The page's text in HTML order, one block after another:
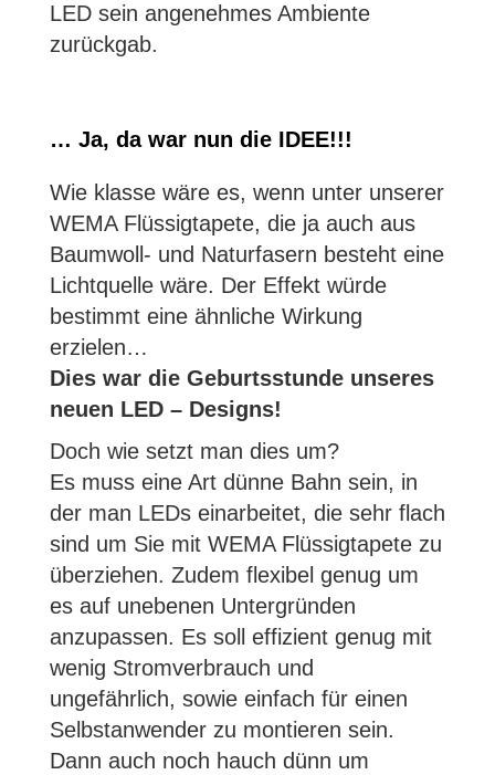
LED sein angenehmes Ambiente
zurückgab.
… Ja, da war nun die IDEE!!!
Wie klasse wäre es, wenn unter unserer
WEMA Flüssigtapete, die ja auch aus
Baumwoll- und Naturfasern besteht eine
Lichtquelle wäre. Der Effekt würde
bestimmt eine ähnliche Wirkung
erzielen…
Dies war die Geburtsstunde unseres
neuen LED – Designs!
Doch wie setzt man dies um?
Es muss eine Art dünne Bahn sein, in
der man LEDs einarbeitet, die sehr flach
sind um Sie mit WEMA Flüssigtapete zu
überziehen. Zudem flexibel genug um
es auf unebenen Untergründen
anzupassen. Es soll effizient genug mit
wenig Stromverbrauch und
ungefährlich, sowie einfach für einen
Selbstanwender zu montieren sein.
Dann auch noch hauch dünn um